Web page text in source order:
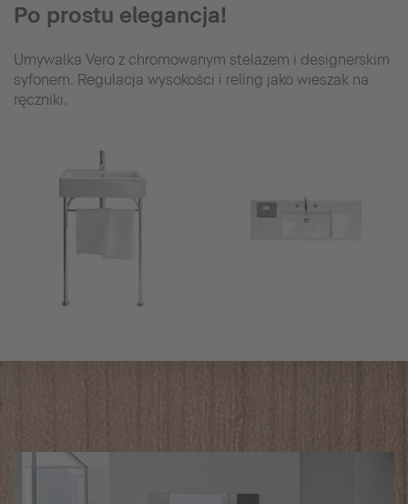
Po prostu elegancja!
Umywalka Vero z chromowanym stelażem i designerskim
syfonem. Regulacja wysokości i reling jako wieszak na
ręczniki.